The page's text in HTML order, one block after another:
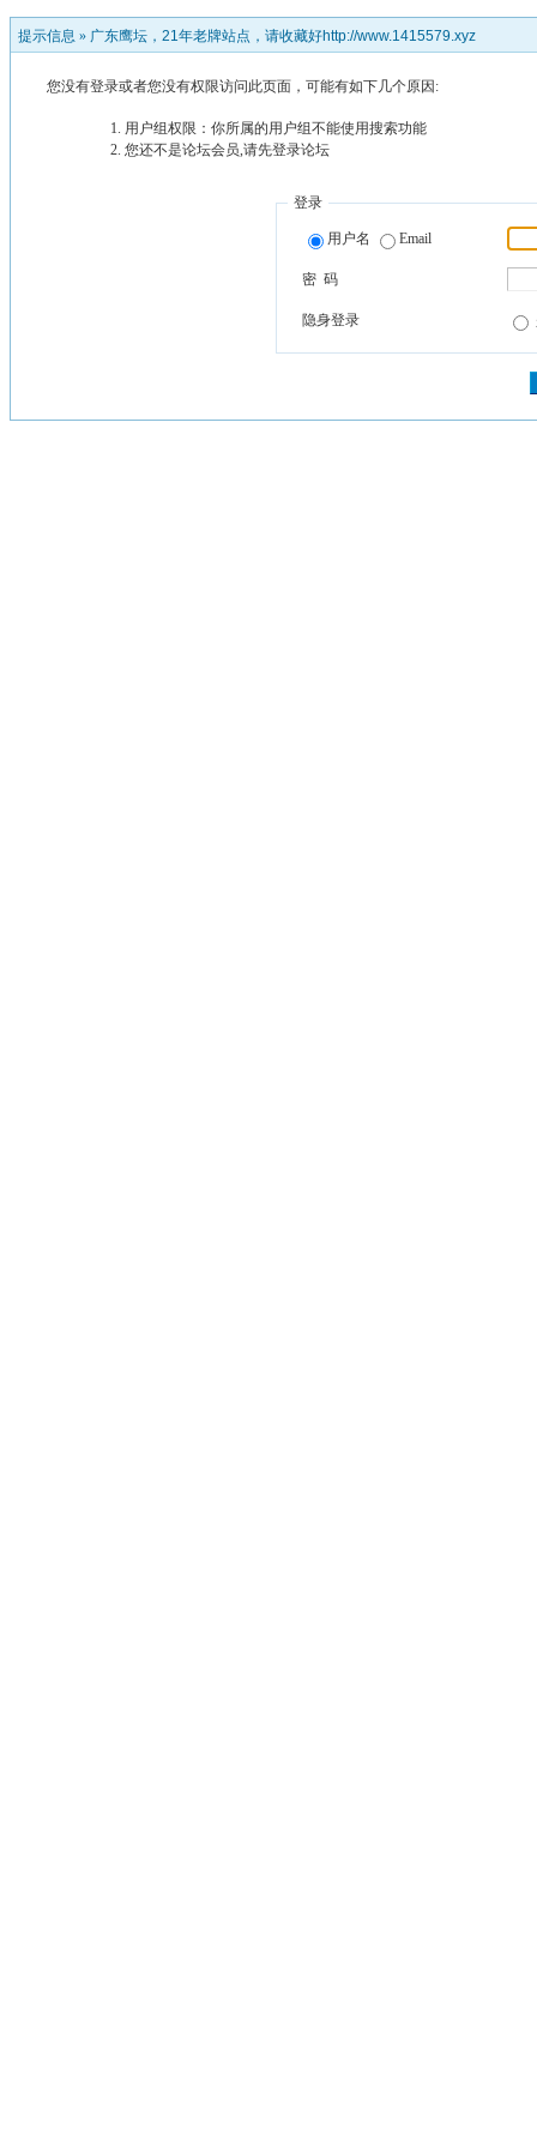
提示信息 » 广东鹰坛，21年老牌站点，请收藏好http://www.1415579.xyz
您没有登录或者您没有权限访问此页面，可能有如下几个原因:
用户组权限：你所属的用户组不能使用搜索功能
您还不是论坛会员,请先登录论坛
登录
用户名 Email
密 码
隐身登录